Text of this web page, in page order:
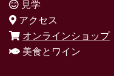
見学
アクセス
オンラインショップ
美食とワイン